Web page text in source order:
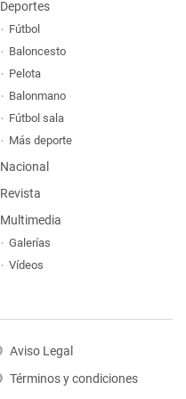
Deportes
Fútbol
Baloncesto
Pelota
Balonmano
Fútbol sala
Más deporte
Nacional
Revista
Multimedia
Galerías
Vídeos
Aviso Legal
Términos y condiciones